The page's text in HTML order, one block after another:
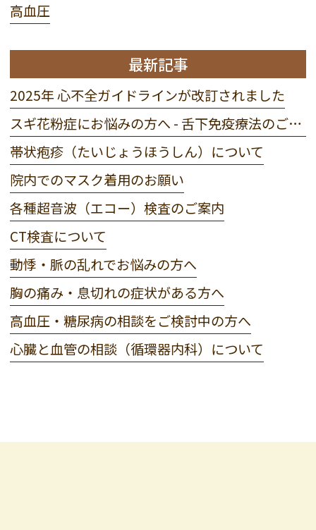
高血圧
最新記事
2025年 心不全ガイドラインが改訂されました
スギ花粉症にお悩みの方へ - 舌下免疫療法のご案内
帯状疱疹（たいじょうほうしん）について
院内でのマスク着用のお願い
各種超音波（エコー）検査のご案内
CT検査について
動悸・脈の乱れでお悩みの方へ
胸の痛み・息切れの症状がある方へ
高血圧・糖尿病の相談をご検討中の方へ
心臓と血管の相談（循環器内科）について